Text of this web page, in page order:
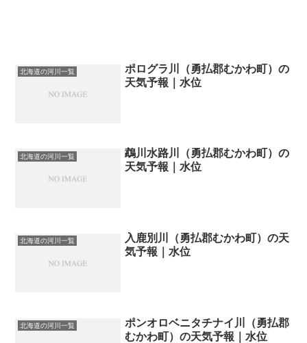
北海道の河川一覧
ポログラ川（勇払郡むかわ町）の
天気予報｜水位
北海道の河川一覧
鵡川水路川（勇払郡むかわ町）の
天気予報｜水位
北海道の河川一覧
入鹿別川（勇払郡むかわ町）の天
気予報｜水位
北海道の河川一覧
ポンオロベニタチナイ川（勇払郡
むかわ町）の天気予報｜水位